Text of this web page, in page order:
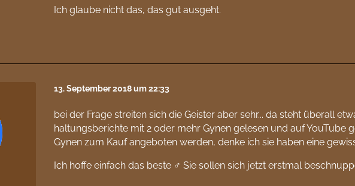
Ich glaube nicht das, das gut ausgeht.
13. September 2018 um 22:33
bei der Frage streiten sich die Geister aber sehr... da steht überall
haltungsberichte mit 2 oder mehr Gynen gelesen und auf YouTube
Gynen zum Kauf angeboten werden, denke ich sie haben eine
Ich hoffe einfach das beste ‍♂️ Sie sollen sich jetzt erstmal